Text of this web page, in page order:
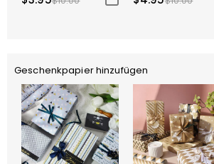
Geschenkpapier hinzufügen